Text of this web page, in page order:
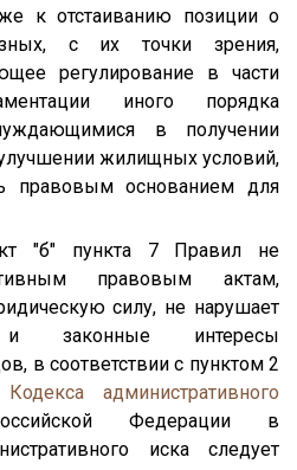
к отстаиванию позиции о
с их точки зрения,
регулирование в части
иного порядка
в получении
жилищных условий,
правовым основанием для
"б" пункта 7 Правил не
правовым актам,
силу, не нарушает
законные интересы
в соответствии с пунктом 2
Кодекса административного
Федерации в
иска следует